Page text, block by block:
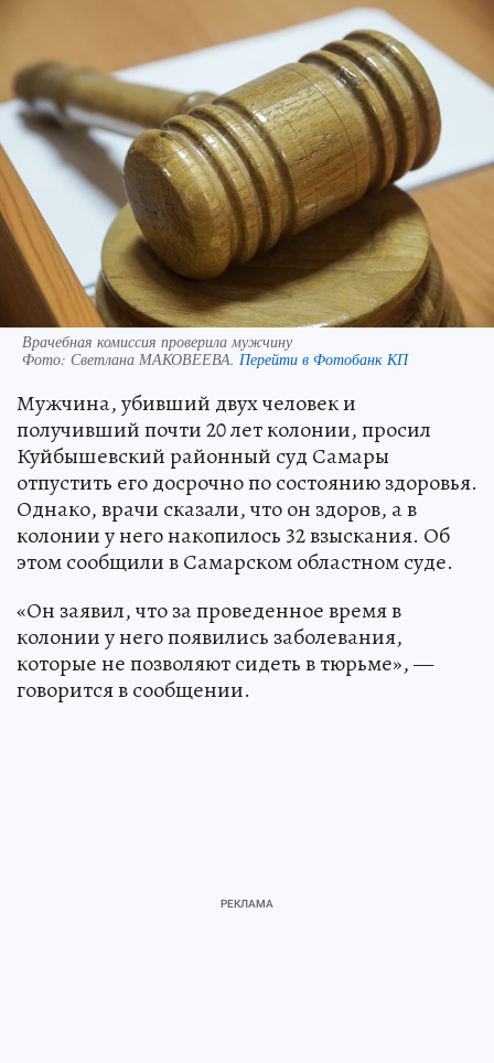
Врачебная комиссия проверила мужчину
Фото: Светлана МАКОВЕЕВА. Перейти в Фотобанк КП
Мужчина, убивший двух человек и
получивший почти 20 лет колонии, просил
Куйбышевский районный суд Самары
отпустить его досрочно по состоянию здоровья.
Однако, врачи сказали, что он здоров, а в
колонии у него накопилось 32 взыскания. Об
этом сообщили в Самарском областном суде.
«Он заявил, что за проведенное время в
колонии у него появились заболевания,
которые не позволяют сидеть в тюрьме», —
говорится в сообщении.